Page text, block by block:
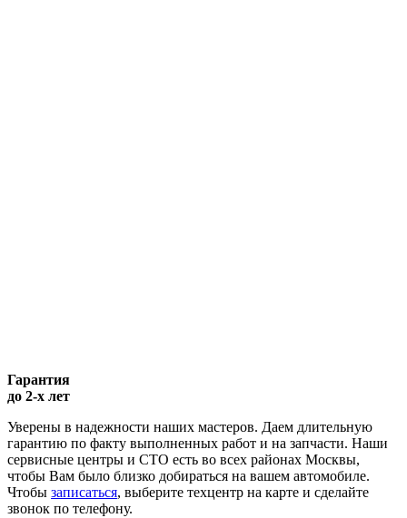
Гарантия
до 2-х лет
Уверены в надежности наших мастеров. Даем длительную
гарантию по факту выполненных работ и на запчасти. Наши
сервисные центры и СТО есть во всех районах Москвы,
чтобы Вам было близко добираться на вашем автомобиле.
Чтобы записаться, выберите техцентр на карте и сделайте
звонок по телефону.